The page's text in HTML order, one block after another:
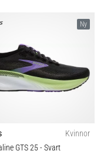
Ny
Kvinnor
GTS 25- Svart